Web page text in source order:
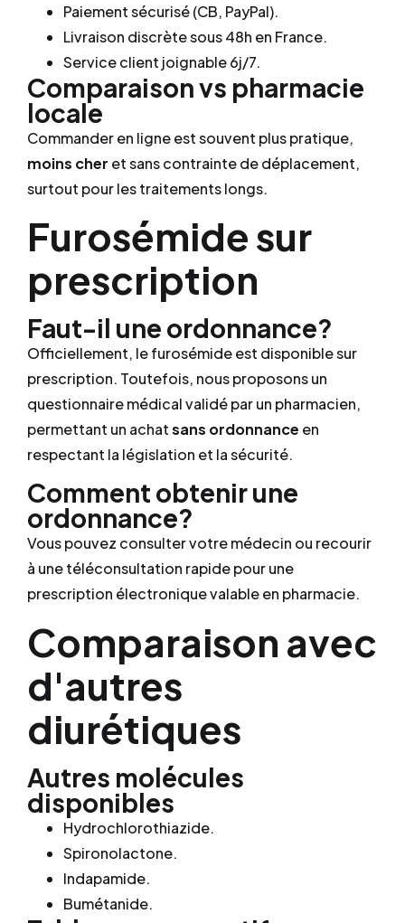
Paiement sécurisé (CB, PayPal).
Livraison discrète sous 48h en France.
Service client joignable 6j/7.
Comparaison vs pharmacie
locale
Commander en ligne est souvent plus pratique,
moins cher et sans contrainte de déplacement,
surtout pour les traitements longs.
Furosémide sur
prescription
Faut-il une ordonnance?
Officiellement, le furosémide est disponible sur
prescription. Toutefois, nous proposons un
questionnaire médical validé par un pharmacien,
permettant un achatsans ordonnance en
respectant la législation et la sécurité.
Comment obtenir une
ordonnance?
Vous pouvez consulter votre médecin ou recourir
à une téléconsultation rapide pour une
prescription électronique valable en pharmacie.
Comparaison avec
d'autres
diurétiques
Autres molécules
disponibles
Hydrochlorothiazide.
Spironolactone.
Indapamide.
Bumétanide.